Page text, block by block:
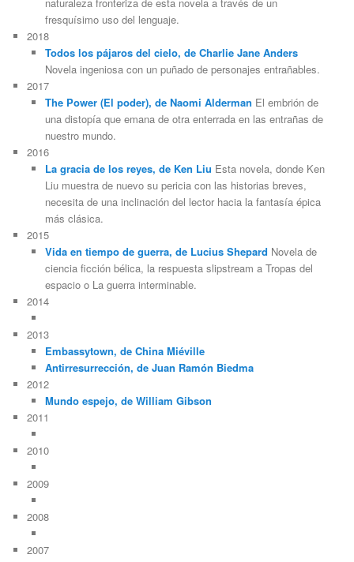
fresquísimo uso del lenguaje.
2018
Todos los pájaros del cielo, de Charlie Jane Anders
Novela ingeniosa con un puñado de personajes entrañables.
2017
The Power (El poder), de Naomi Alderman El embrión de
una distopía que emana de otra enterrada en las entrañas de
nuestro mundo.
2016
La gracia de los reyes, de Ken Liu Esta novela, donde Ken
Liu muestra de nuevo su pericia con las historias breves,
necesita de una inclinación del lector hacia la fantasía épica
más clásica.
2015
Vida en tiempo de guerra, de Lucius Shepard Novela de
ciencia ficción bélica, la respuesta slipstream a Tropas del
espacio o La guerra interminable.
2014
2013
Embassytown, de China Miéville
Antirresurrección, de Juan Ramón Biedma
2012
Mundo espejo, de William Gibson
2011
2010
2009
2008
2007